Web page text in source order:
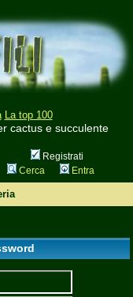
La top 100
cactus e succulente
Registrati
Cerca Entra